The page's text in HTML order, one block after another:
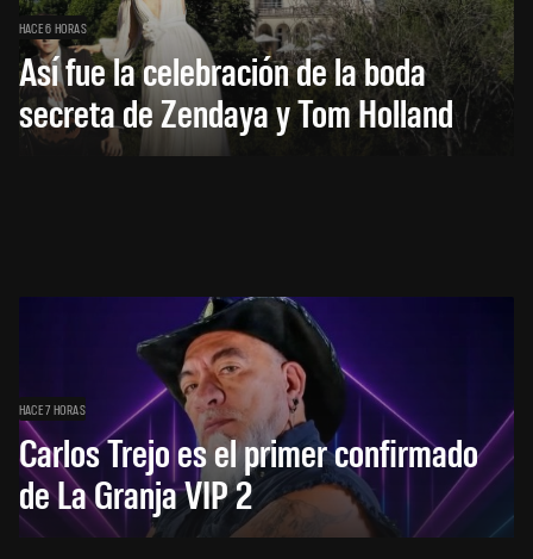
HACE 6 HORAS
Así fue la celebración de la boda
secreta de Zendaya y Tom Holland
HACE 7 HORAS
Carlos Trejo es el primer confirmado
de La Granja VIP 2